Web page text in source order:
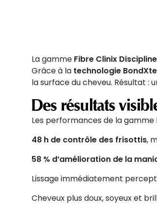
La gamme Fibre Clinix Discipline
Grâce à la technologie
la surface du cheveu. Résultat :
Des résultats
Les performances de la
48 h de contrôle des frisottis,
58 % d’amélioration de la
Lissage immédiatement
Cheveux plus doux, soyeux et